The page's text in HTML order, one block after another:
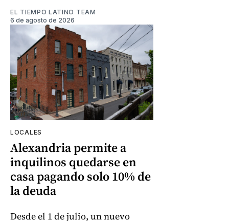
EL TIEMPO LATINO TEAM
6 de agosto de 2026
LOCALES
Alexandria permite a
inquilinos quedarse en
casa pagando solo 10% de
la deuda
Desde el 1 de julio, un nuevo